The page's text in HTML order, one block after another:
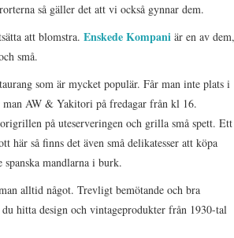
så gäller det att vi också gynnar dem.
att blomstra. Enskede Kompani är en av dem,
små.
som är mycket populär. Får man inte plats i
man AW & Yakitori på fredagar från kl 16.
på uteserveringen och grilla små spett. Ett
här så finns det även små delikatesser att köpa
mandlarna i burk.
alltid något. Trevligt bemötande och bra
hitta design och vintageprodukter från 1930-tal